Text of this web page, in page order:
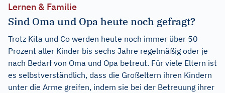
Lernen & Familie
Sind Oma und Opa heute noch gefragt?
Trotz Kita und Co werden heute noch immer über 50
Prozent aller Kinder bis sechs Jahre regelmäßig oder je
nach Bedarf von Oma und Opa betreut. Für viele Eltern ist
es selbstverständlich, dass die Großeltern ihren Kindern
unter die Arme greifen, indem sie bei der Betreuung ihrer